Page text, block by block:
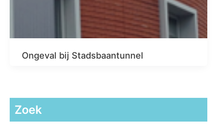
Ongeval bij Stadsbaantunnel
Zoek